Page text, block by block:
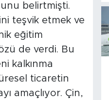
belirtmişti.
teşvik etmek ve
eğitim
de verdi. Bu
kalkınma
ticaretin
amaçlıyor. Çin,